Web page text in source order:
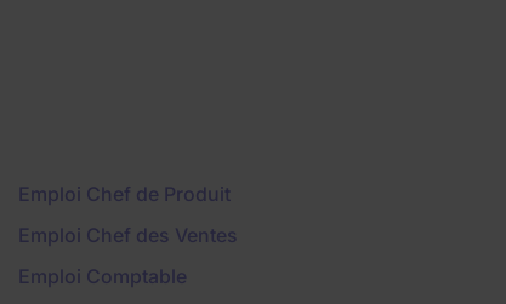
Emploi Chef de Produit
Emploi Chef des Ventes
Emploi Comptable